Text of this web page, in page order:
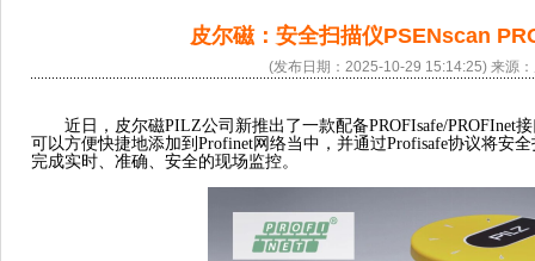
皮尔磁：安全扫描仪PSENscan
(发布日期：2025-10-29 15:14:25) 来源
近日，皮尔磁PILZ公司新推出了一款配备PROFIsafe/PROFInet
可以方便快捷地添加到Profinet网络当中，并通过Profisafe协议将安
完成实时、准确、安全的现场监控。